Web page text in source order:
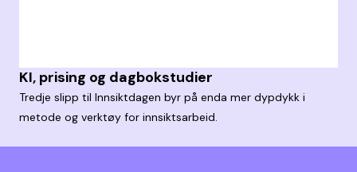
KI, prising og dagbokstudier
Tredje slipp til Innsiktdagen byr på enda mer dypdykk i
metode og verktøy for innsiktsarbeid.